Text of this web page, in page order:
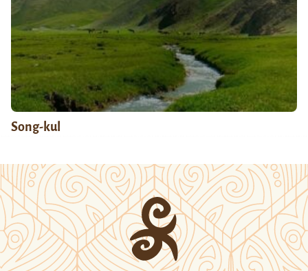
Song-kul